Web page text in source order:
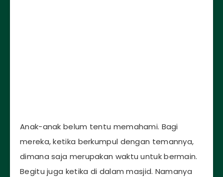
Anak-anak belum tentu memahami. Bagi
mereka, ketika berkumpul dengan temannya,
dimana saja merupakan waktu untuk bermain.
Begitu juga ketika di dalam masjid. Namanya